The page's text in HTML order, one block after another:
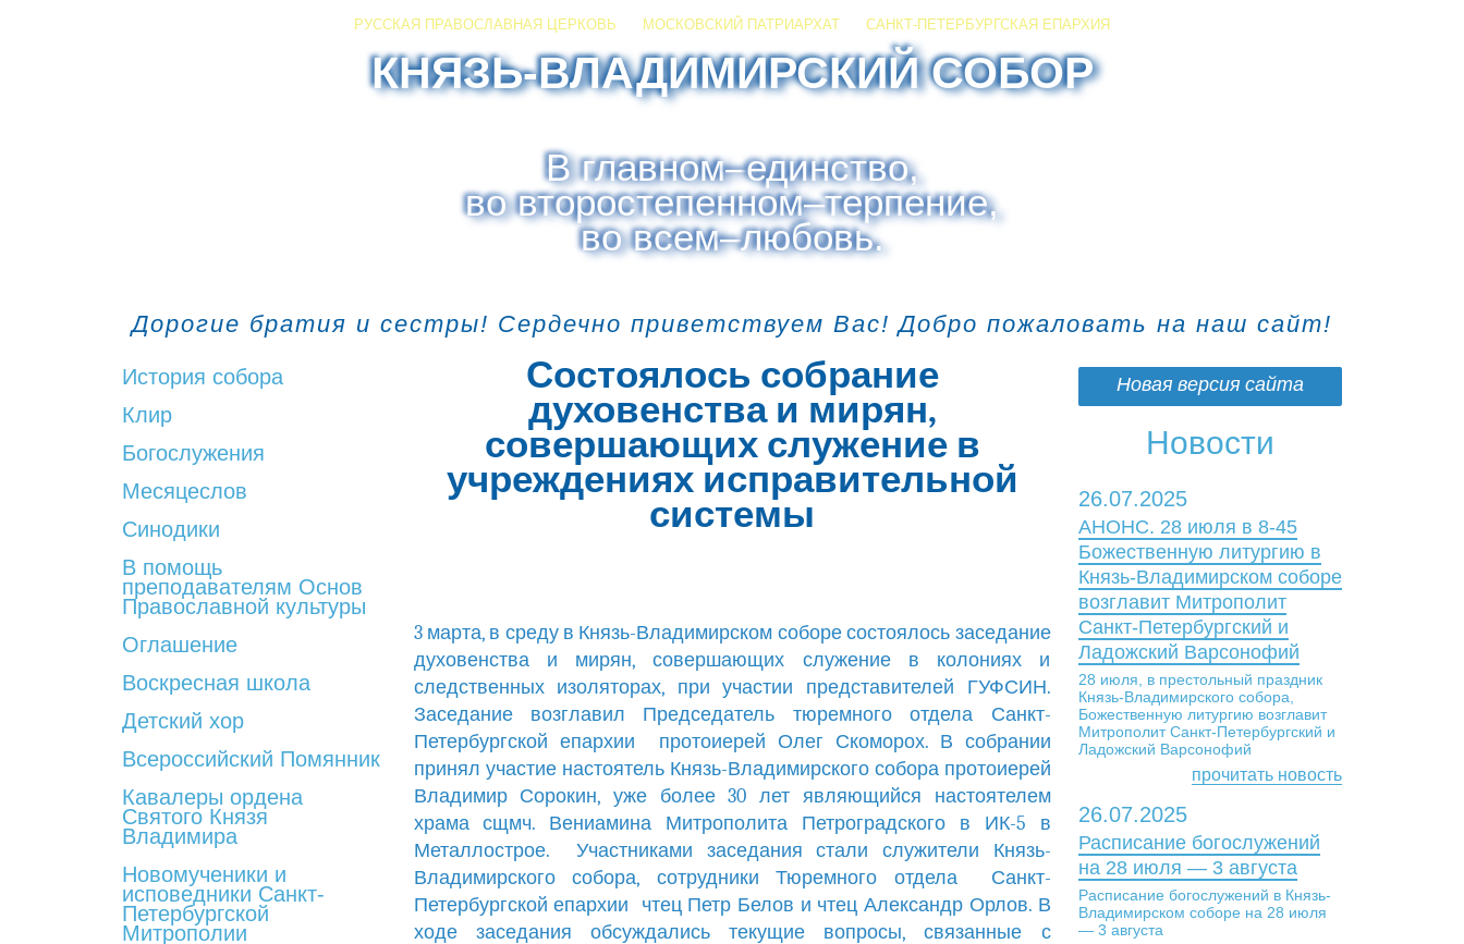
РУССКАЯ ПРАВОСЛАВНАЯ ЦЕРКОВЬ МОСКОВСКИЙ ПАТРИАРХАТ САНКТ-ПЕТЕРБУРГСКАЯ ЕПАРХИЯ
КНЯЗЬ-ВЛАДИМИРСКИЙ СОБОР
В главном–единство,
во второстепенном–терпение,
во всем–любовь.
Дорогие братия и сестры! Сердечно приветствуем Вас! Добро пожаловать на наш сайт!
История собора
Клир
Богослужения
Месяцеслов
Синодики
В помощь
преподавателям Основ
Православной культуры
Оглашение
Воскресная школа
Детский хор
Всероссийский Помянник
Кавалеры ордена
Святого Князя
Владимира
Новомученики и
исповедники Санкт-
Петербургской
Митрополии
Состоялось собрание
духовенства и мирян,
совершающих служение в
учреждениях исправительной
системы
3 марта, в среду в Князь-Владимирском соборе состоялось заседание
духовенства и мирян, совершающих служение в колониях и
следственных изоляторах, при участии представителей ГУФСИН.
Заседание возглавил Председатель тюремного отдела Санкт-
Петербургской епархии протоиерей Олег Скоморох. В собрании
принял участие настоятель Князь-Владимирского собора протоиерей
Владимир Сорокин, уже более 30 лет являющийся настоятелем
храма сщмч. Вениамина Митрополита Петроградского в ИК-5 в
Металлострое. Участниками заседания стали служители Князь-
Владимирского собора, сотрудники Тюремного отдела Санкт-
Петербургской епархии чтец Петр Белов и чтец Александр Орлов. В
ходе заседания обсуждались текущие вопросы, связанные с
Новая версия сайта
Новости
26.07.2025
АНОНС. 28 июля в 8-45
Божественную литургию в
Князь-Владимирском соборе
возглавит Митрополит
Санкт-Петербургский и
Ладожский Варсонофий
28 июля, в престольный праздник
Князь-Владимирского собора,
Божественную литургию возглавит
Митрополит Санкт-Петербургский и
Ладожский Варсонофий
прочитать новость
26.07.2025
Расписание богослужений
на 28 июля — 3 августа
Расписание богослужений в Князь-
Владимирском соборе на 28 июля
— 3 августа